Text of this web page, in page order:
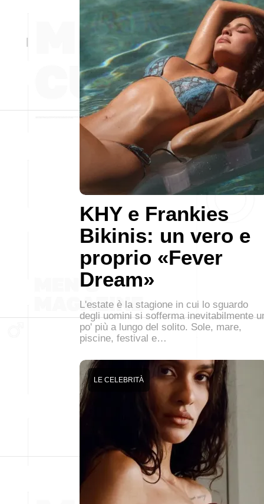
KHY e Frankies
Bikinis: un vero e
proprio «Fever
Dream»
L'estate è la stagione in cui lo sguardo
degli uomini si sofferma inevitabilmente
po' più a lungo del solito. Sole, mare,
piscine, festival e…
LE CELEBRITÀ